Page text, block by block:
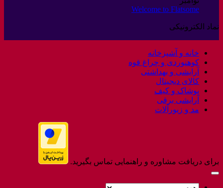
عودت
نشده
Welcome to Flatsomeهیچ
نماد الکترونیکی
خانه و آشپزخانه
کوهنوردی و چراغ قوه
آرایشی و بهداشتی
کالای دیجیتال
پوشاک و کیف
آرایشی برقی
مد و زیورآلات
برای دریافت مشاوره و راهنمایی تماس بگیرید.